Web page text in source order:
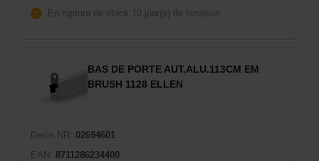
En rupture de stock 10 jour(s) de livraison
BAS DE PORTE AUT.ALU.113CM EM
BRUSH 1128 ELLEN
Dexis NR:
02694601
EAN:
8711286234400